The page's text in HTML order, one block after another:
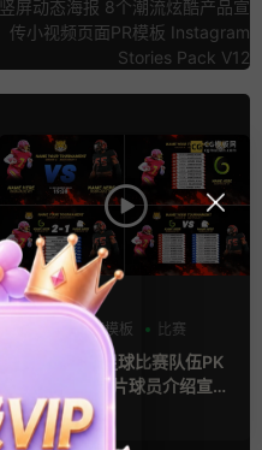
竖屏动态海报 8个潮流炫酷产品宣
传小视频页面PR模板 Instagram
Stories Pack V12
AE模板
字幕模板 比赛
ae体育模板 足球比赛队伍PK
比分牌对决卡片球员介绍宣传
视频AE模板
3天前